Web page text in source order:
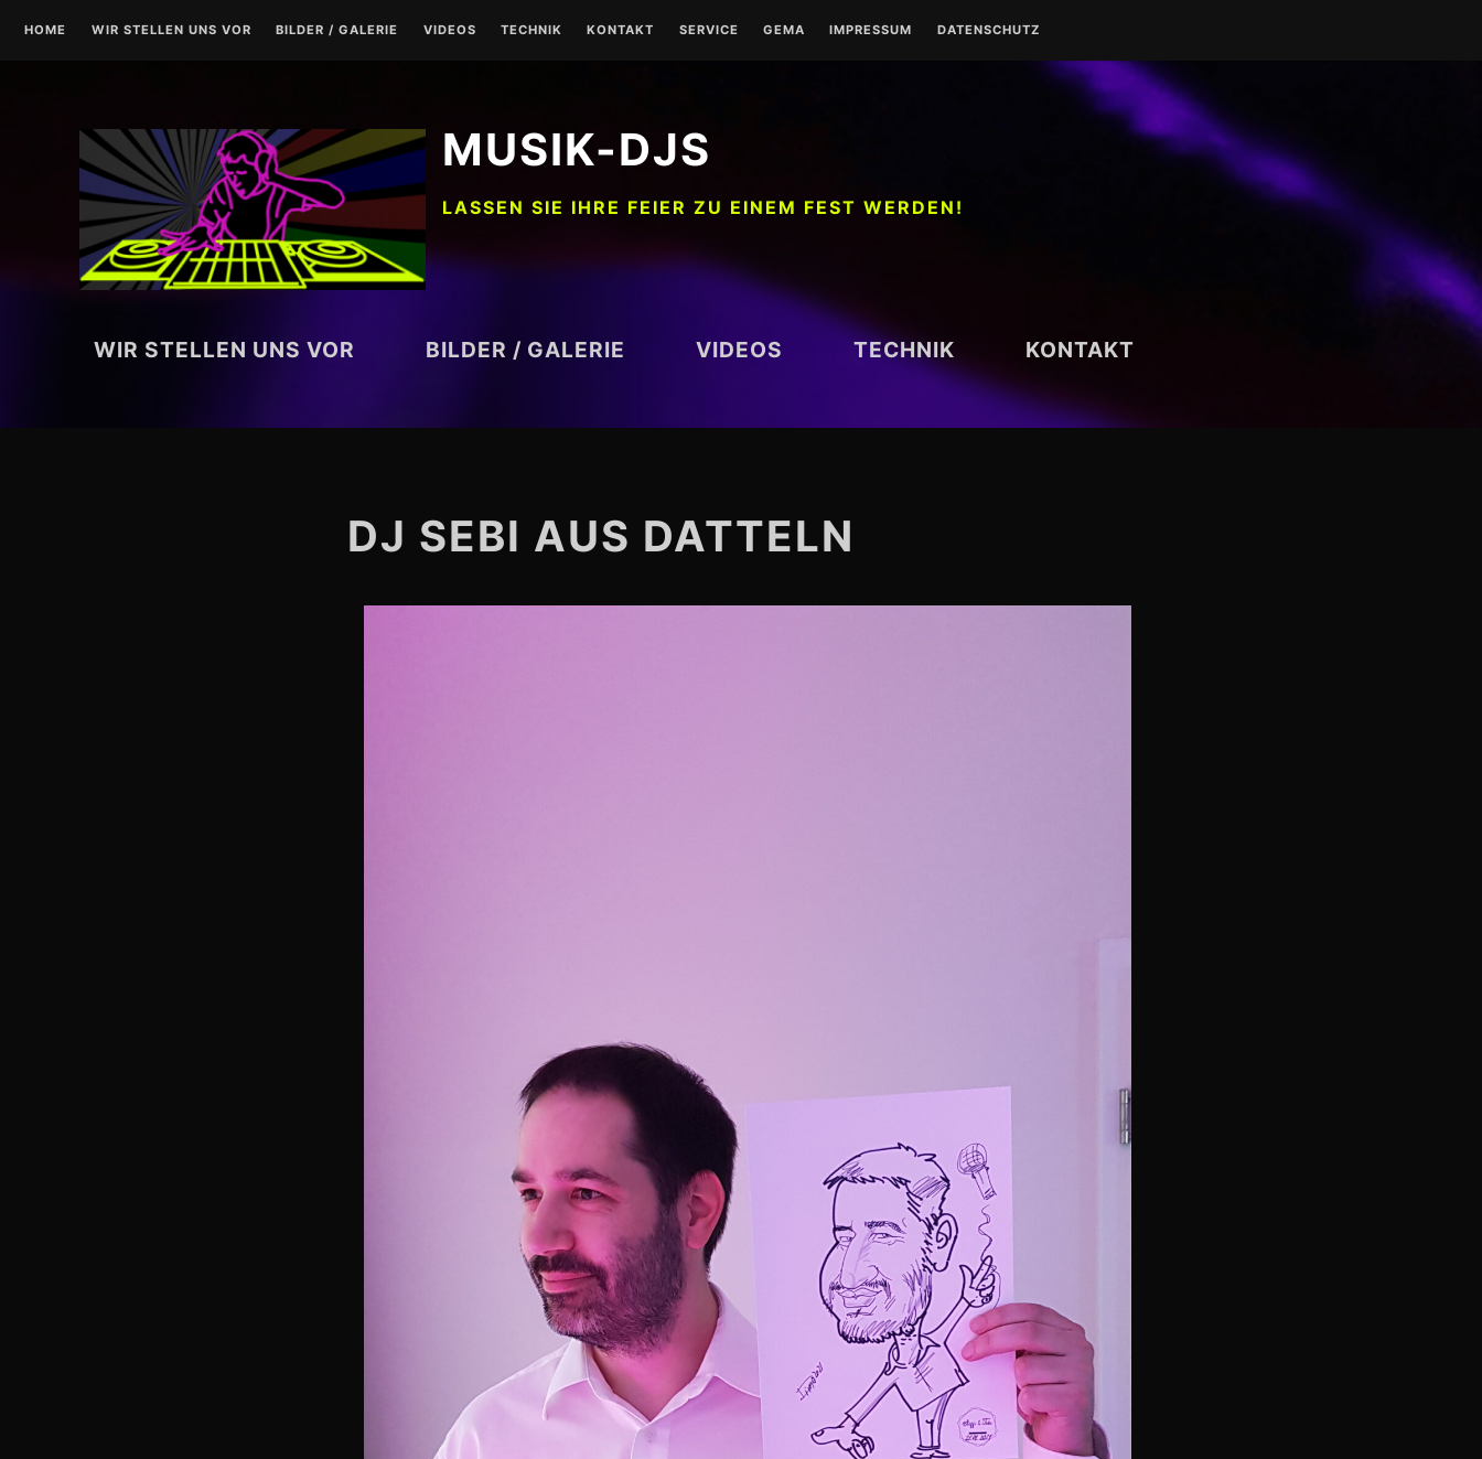
InhaltHOME WIR STELLEN UNS VOR BILDER / GALERIE VIDEOS TECHNIK KONTAKT SERVICE GEMA IMPRESSUM DATENSCHUTZ
MUSIK-DJS
LASSEN SIE IHRE FEIER ZU EINEM FEST WERDEN!
WIR STELLEN UNS VOR BILDER / GALERIE VIDEOS TECHNIK KONTAKT
DJ SEBI AUS DATTELN